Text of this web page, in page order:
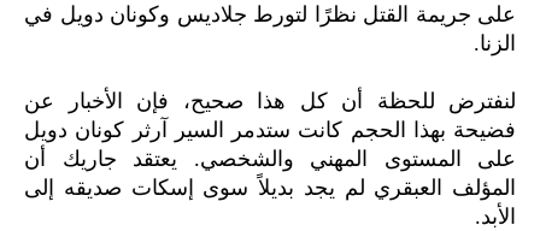
على جريمة القتل نظرًا لتورط جلاديس وكونان دويل في
الزنا.
لنفترض للحظة أن كل هذا صحيح، فإن الأخبار عن
فضيحة بهذا الحجم كانت ستدمر السير آرثر كونان دويل
على المستوى المهني والشخصي. يعتقد جاريك أن
المؤلف العبقري لم يجد بديلاً سوى إسكات صديقه إلى
الأبد.